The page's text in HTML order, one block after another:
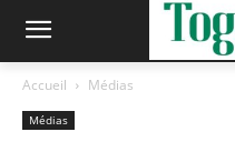
Accueil Médias
Médias